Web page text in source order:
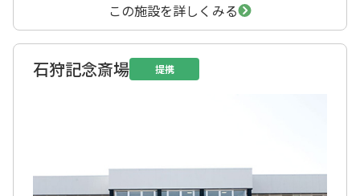
この施設を詳しくみる
石狩記念斎場 提携